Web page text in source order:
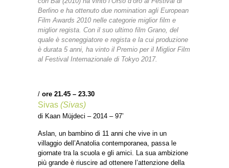
Berlino e ha ottenuto due nomination agli European
Film Awards 2010 nelle categorie miglior film e
miglior regista. Con il suo ultimo film Grano, del
quale è sceneggiatore e regista e la cui produzione
è durata 5 anni, ha vinto il Premio per il Miglior Film
al Festival Internazionale di Tokyo 2017.
/ ore 21.45 – 23.30
Sivas (Sivas)
di Kaan Müjdeci – 2014 – 97’
Aslan, un bambino di 11 anni che vive in un
villaggio dell’Anatolia contemporanea, passa le
giornate tra la scuola e gli amici. La sua ambizione
più grande è riuscire ad ottenere l’attenzione della